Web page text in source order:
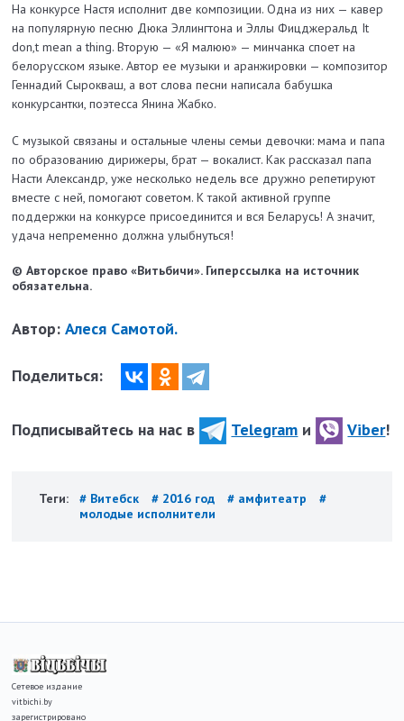
На конкурсе Настя исполнит две композиции. Одна из них — кавер
на популярную песню Дюка Эллингтона и Эллы Фицджеральд It
don,t mean a thing. Вторую — «Я малюю» — минчанка споет на
белорусском языке. Автор ее музыки и аранжировки — композитор
Геннадий Сырокваш, а вот слова песни написала бабушка
конкурсантки, поэтесса Янина Жабко.
С музыкой связаны и остальные члены семьи девочки: мама и папа
по образованию дирижеры, брат — вокалист. Как рассказал папа
Насти Александр, уже несколько недель все дружно репетируют
вместе с ней, помогают советом. К такой активной группе
поддержки на конкурсе присоединится и вся Беларусь! А значит,
удача непременно должна улыбнуться!
© Авторское право «Витьбичи». Гиперссылка на источник
обязательна.
Автор:Алеся Самотой.
Поделиться:
Подписывайтесь на нас в Telegram и Viber!
Теги: # Витебск # 2016 год # амфитеатр
#
молодые исполнители
Сетевое издание
vitbichi.by
зарегистрировано